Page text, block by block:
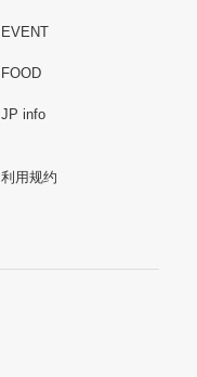
EVENT
FOOD
JP info
利用规约